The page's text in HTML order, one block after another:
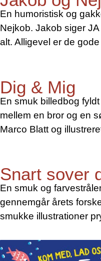
En humoristisk og
Nejkob. Jakob siger
alt. Alligevel er de
Dig & Mig
En smuk billedbog
mellem en bror og en
Marco Blatt og
Snart sover
En smuk og
gennemgår årets
smukke illustrationer